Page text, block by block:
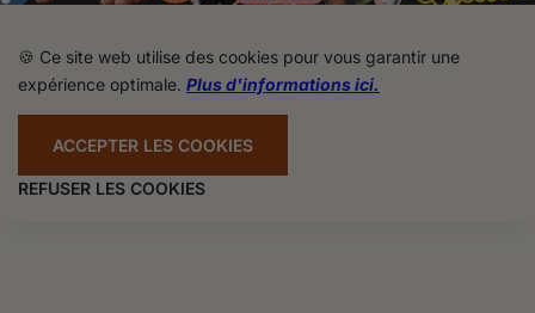
🍪 Ce site web utilise des cookies pour vous garantir une
expérience optimale. Plus d'informations ici.
ACCEPTER LES COOKIES
REFUSER LES COOKIES